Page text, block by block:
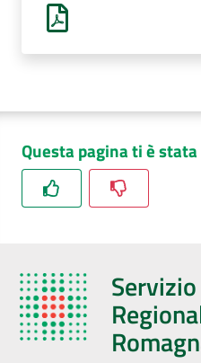
dei
Dedicato
e
Concorsi
Questa pagina ti è